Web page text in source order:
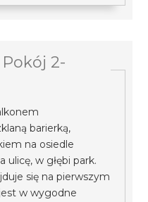
2-
barierką,
na osiedle
ulicę, w głębi park.
się na pierwszym
w wygodne